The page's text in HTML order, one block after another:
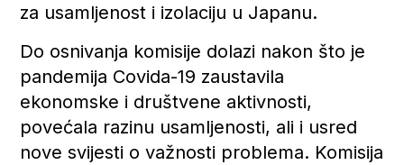
za usamljenost i izolaciju u Japanu.
Do osnivanja komisije dolazi nakon što je
pandemija Covida-19 zaustavila
ekonomske i društvene aktivnosti,
povećala razinu usamljenosti, ali i usred
nove svijesti o važnosti problema. Komisija